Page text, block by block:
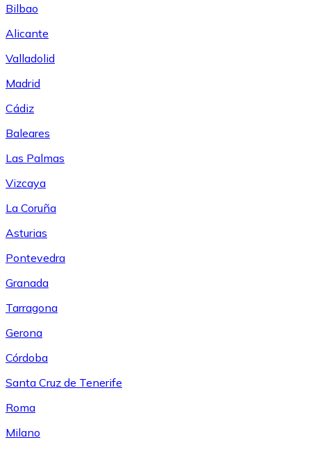
Bilbao
Alicante
Valladolid
Madrid
Cádiz
Baleares
Las Palmas
Vizcaya
La Coruña
Asturias
Pontevedra
Granada
Tarragona
Gerona
Córdoba
Santa Cruz de Tenerife
Roma
Milano